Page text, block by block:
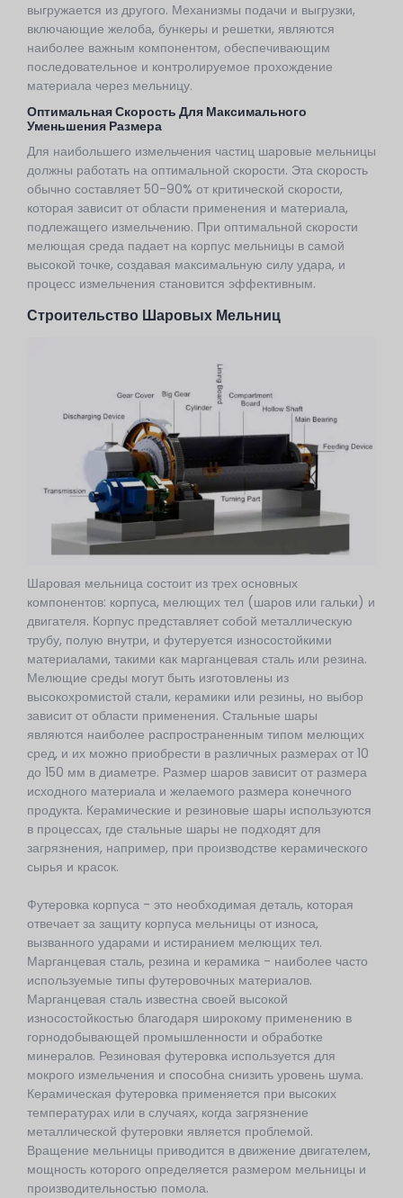
выгружается из другого. Механизмы подачи и выгрузки,
включающие желоба, бункеры и решетки, являются
наиболее важным компонентом, обеспечивающим
последовательное и контролируемое прохождение
материала через мельницу.
Оптимальная Скорость Для Максимального
Уменьшения Размера
Для наибольшего измельчения частиц шаровые мельницы
должны работать на оптимальной скорости. Эта скорость
обычно составляет 50-90% от критической скорости,
которая зависит от области применения и материала,
подлежащего измельчению. При оптимальной скорости
мелющая среда падает на корпус мельницы в самой
высокой точке, создавая максимальную силу удара, и
процесс измельчения становится эффективным.
Строительство Шаровых Мельниц
Шаровая мельница состоит из трех основных
компонентов: корпуса, мелющих тел (шаров или гальки) и
двигателя. Корпус представляет собой металлическую
трубу, полую внутри, и футеруется износостойкими
материалами, такими как марганцевая сталь или резина.
Мелющие среды могут быть изготовлены из
высокохромистой стали, керамики или резины, но выбор
зависит от области применения. Стальные шары
являются наиболее распространенным типом мелющих
сред, и их можно приобрести в различных размерах от 10
до 150 мм в диаметре. Размер шаров зависит от размера
исходного материала и желаемого размера конечного
продукта. Керамические и резиновые шары используются
в процессах, где стальные шары не подходят для
загрязнения, например, при производстве керамического
сырья и красок.
Футеровка корпуса - это необходимая деталь, которая
отвечает за защиту корпуса мельницы от износа,
вызванного ударами и истиранием мелющих тел.
Марганцевая сталь, резина и керамика - наиболее часто
используемые типы футеровочных материалов.
Марганцевая сталь известна своей высокой
износостойкостью благодаря широкому применению в
горнодобывающей промышленности и обработке
минералов. Резиновая футеровка используется для
мокрого измельчения и способна снизить уровень шума.
Керамическая футеровка применяется при высоких
температурах или в случаях, когда загрязнение
металлической футеровки является проблемой.
Вращение мельницы приводится в движение двигателем,
мощность которого определяется размером мельницы и
производительностью помола.